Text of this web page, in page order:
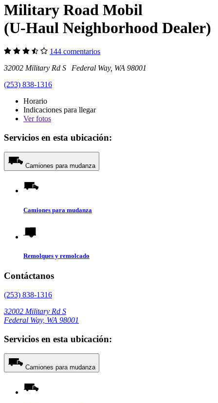
Military Road Mobil
(U-Haul Neighborhood Dealer)
144 comentarios
32002 Military Rd S Federal Way, WA 98001
(253) 838-1316
Horario
Indicaciones para llegar
Verfotos
Servicios en esta ubicación:
Camiones para mudanza
Camiones para mudanza
Remolques y remolcado
Contáctanos
(253) 838-1316
32002 Military Rd S
Federal Way, WA 98001
Servicios en esta ubicación:
Camiones para mudanza